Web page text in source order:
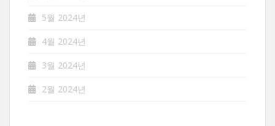
5월 2024년
4월 2024년
3월 2024년
2월 2024년